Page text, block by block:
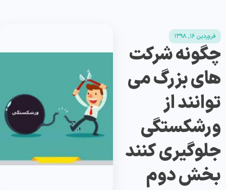
فروردین ۱۶, ۱۳۹۸
چگونه شرکت
های بزرگ می
توانند از
ورشکستگی
جلوگیری کنند
بخش دوم